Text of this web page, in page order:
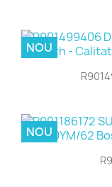
NOU
NOU